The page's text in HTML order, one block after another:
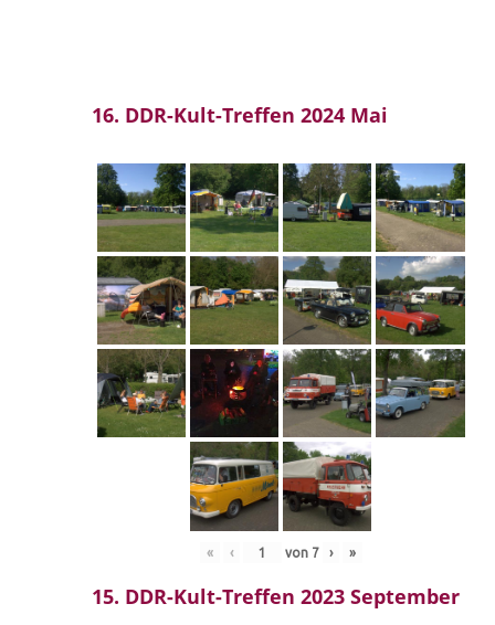
16. DDR-Kult-Treffen 2024 Mai
« ‹ von 7 › »
15. DDR-Kult-Treffen 2023 September